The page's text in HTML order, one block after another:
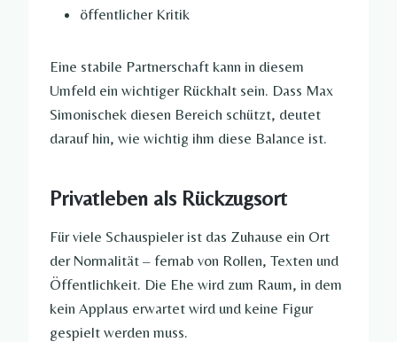
öffentlicher Kritik
Eine stabile Partnerschaft kann in diesem
Umfeld ein wichtiger Rückhalt sein. Dass Max
Simonischek diesen Bereich schützt, deutet
darauf hin, wie wichtig ihm diese Balance ist.
Privatleben als Rückzugsort
Für viele Schauspieler ist das Zuhause ein Ort
der Normalität – fernab von Rollen, Texten und
Öffentlichkeit. Die Ehe wird zum Raum, in dem
kein Applaus erwartet wird und keine Figur
gespielt werden muss.